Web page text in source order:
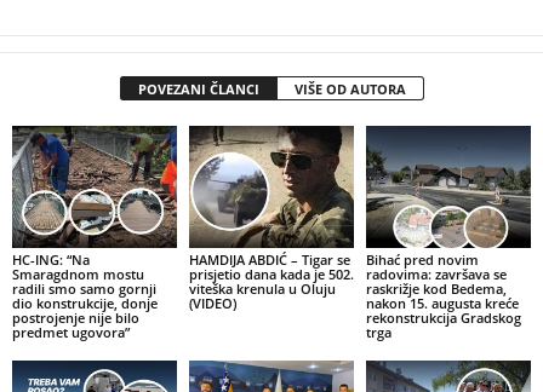
POVEZANI ČLANCI VIŠE OD AUTORA
HC-ING: “Na
Smaragdnom mostu
radili smo samo gornji
dio konstrukcije, donje
postrojenje nije bilo
predmet ugovora”
HAMDIJA ABDIĆ – Tigar se
prisjetio dana kada je 502.
viteška krenula u Oluju
(VIDEO)
Bihać pred novim
radovima: završava se
raskrižje kod Bedema,
nakon 15. augusta kreće
rekonstrukcija Gradskog
trga